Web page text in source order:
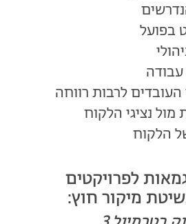
בפועל
לרבות רווחה
מול נציגי הלקוח
הלקוח
לפרויקטים
מיקור חוץ: